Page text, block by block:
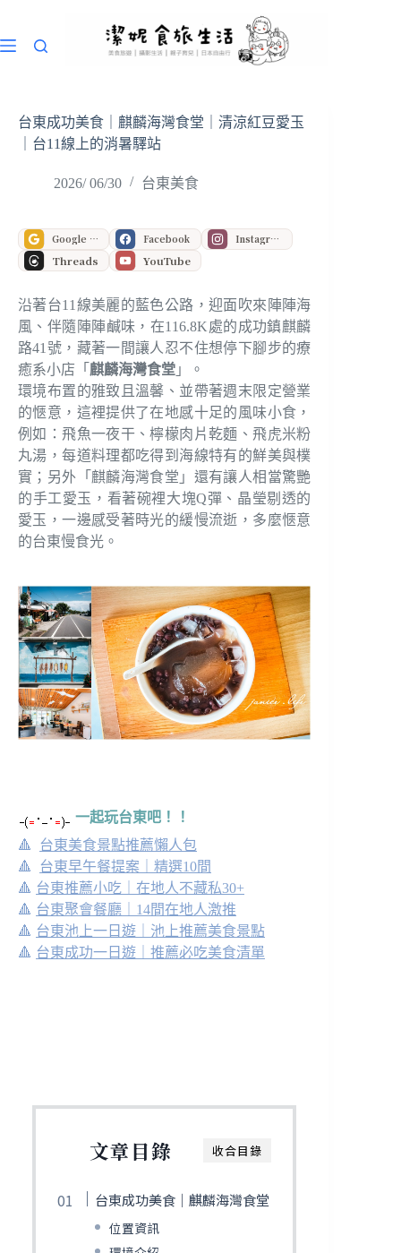
主
台東成功美食｜麒麟海灣食堂｜清涼紅豆愛玉
｜台11線上的消暑驛站
2026/ 06/30 台東美食
Google 偏好來源 Facebook Instagram
Threads YouTube
沿著台11線美麗的藍色公路，迎面吹來陣陣海
風、伴隨陣陣鹹味，在116.8K處的成功鎮麒麟
路41號，藏著一間讓人忍不住想停下腳步的療
癒系小店「 麒麟海灣食堂 」。
環境布置的雅致且溫馨、並帶著週末限定營業
的愜意，這裡提供了在地感十足的風味小食，
例如：飛魚一夜干、檸檬肉片乾麵、飛虎米粉
丸湯，每道料理都吃得到海線特有的鮮美與樸
實；另外「麒麟海灣食堂」還有讓人相當驚艷
的手工愛玉，看著碗裡大塊Q彈、晶瑩剔透的
愛玉，一邊感受著時光的緩慢流逝，多麼愜意
的台東慢食光。
一起玩台東吧！！
🔺
台東美食景點推薦懶人包
🔺
台東早午餐提案｜精選10間
🔺 台東推薦小吃｜在地人不藏私30+
🔺 台東聚會餐廳｜14間在地人激推
🔺 台東池上一日遊｜池上推薦美食景點
🔺 台東成功一日遊｜推薦必吃美食清單
收合目錄
文章目錄
台東成功美食｜麒麟海灣食堂
位置資訊